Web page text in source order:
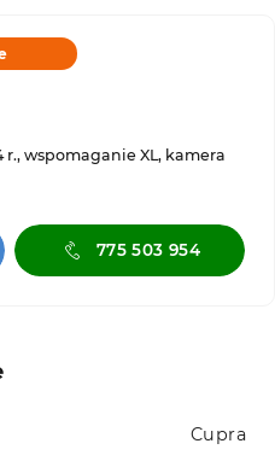
r., wspomaganie XL, kamera
775 503 954
Cupra